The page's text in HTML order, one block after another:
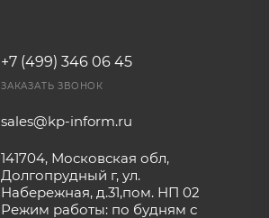
+7 (499) 346 06 45
ЗАКАЗАТЬ ЗВОНОК
sales@kp-inform.ru
141704, Московская обл,
Долгопрудный г, ул.
Набережная, д.31,пом. НП 02
Режим работы: по будням с